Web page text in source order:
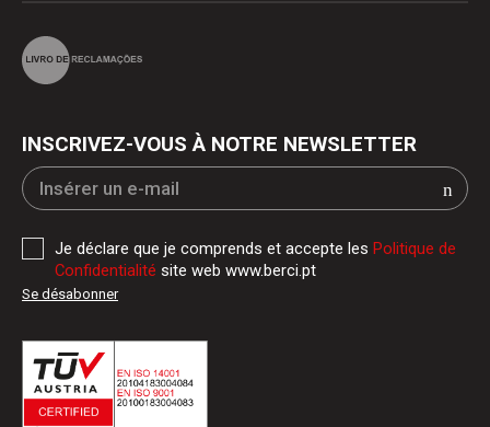
INSCRIVEZ-VOUS À NOTRE NEWSLETTER
Je déclare que je comprends et accepte les Politique de
Confidentialité site web www.berci.pt
Se désabonner